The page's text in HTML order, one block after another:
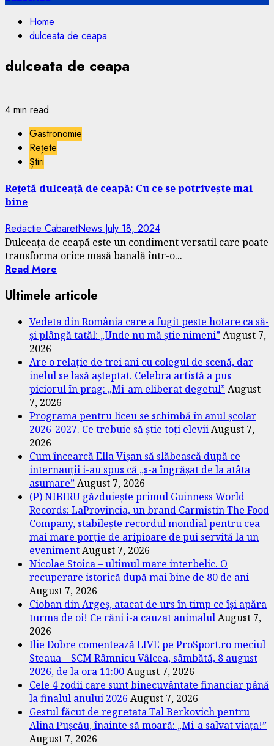
Home
dulceata de ceapa
dulceata de ceapa
4 min read
Gastronomie
Rețete
Știri
Rețetă dulceață de ceapă: Cu ce se potrivește mai
bine
Redactie CabaretNews July 18, 2024
Dulceața de ceapă este un condiment versatil care poate
transforma orice masă banală într-o...
Read More
Ultimele articole
Vedeta din România care a fugit peste hotare ca să-
și plângă tatăl: „Unde nu mă știe nimeni”August 7,
2026
Are o relație de trei ani cu colegul de scenă, dar
inelul se lasă așteptat. Celebra artistă a pus
piciorul în prag: „Mi-am eliberat degetul”August
7, 2026
Programa pentru liceu se schimbă în anul școlar
2026-2027. Ce trebuie să știe toți eleviiAugust 7,
2026
Cum încearcă Ella Vișan să slăbească după ce
internauții i-au spus că „s-a îngrășat de la atâta
asumare”August 7, 2026
(P) NIBIRU găzduiește primul Guinness World
Records: LaProvincia, un brand Carmistin The Food
Company, stabilește recordul mondial pentru cea
mai mare porție de aripioare de pui servită la un
evenimentAugust 7, 2026
Nicolae Stoica – ultimul mare interbelic. O
recuperare istorică după mai bine de 80 de ani
August 7, 2026
Cioban din Argeș, atacat de urs în timp ce își apăra
turma de oi! Ce răni i-a cauzat animalulAugust 7,
2026
Ilie Dobre comentează LIVE pe ProSport.ro meciul
Steaua – SCM Râmnicu Vâlcea, sâmbătă, 8 august
2026, de la ora 11:00August 7, 2026
Cele 4 zodii care sunt binecuvântate financiar până
la finalul anului 2026 August 7, 2026
Gestul făcut de regretata Tal Berkovich pentru
Alina Pușcău, înainte să moară: „Mi-a salvat viața!”
August 7, 2026